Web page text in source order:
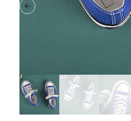
Previous slide